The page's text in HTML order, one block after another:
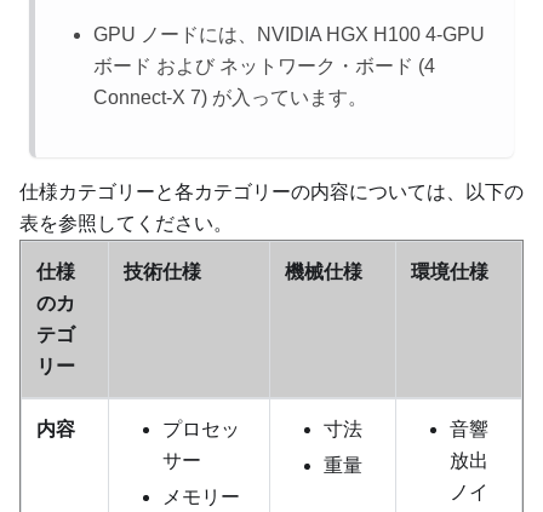
GPU ノードには、
NVIDIA HGX H100 4-GPU
ボード および ネットワーク・ボード (4
Connect-X 7) が入っています。
仕様カテゴリーと各カテゴリーの内容については、以下の
表を参照してください。
仕様
のカ
テゴ
リー
技術仕様 機械仕様 環境仕様
内容
プロセッ
サー
メモリー
寸法
重量
音響
放出
ノイ